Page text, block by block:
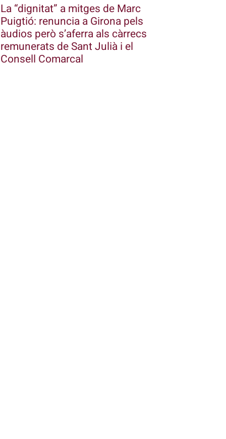
La “dignitat” a mitges de Marc
Puigtió: renuncia a Girona pels
àudios però s’aferra als càrrecs
remunerats de Sant Julià i el
Consell Comarcal